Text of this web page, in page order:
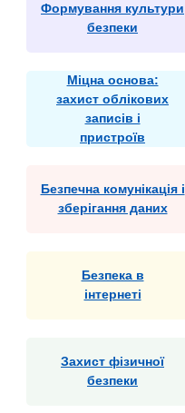
Формування культури
безпеки
Міцна основа:
захист облікових
записів і
пристроїв
Безпечна комунікація і
зберігання даних
Безпека в
інтернеті
Захист фізичної
безпеки